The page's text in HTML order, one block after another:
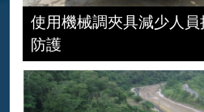
使用機械調夾具減少人
防護